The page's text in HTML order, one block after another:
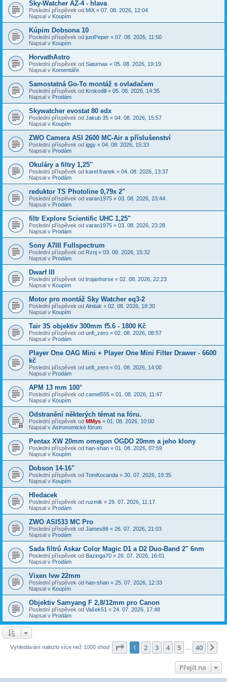
Sky-Watcher AZ-4 - hlava
Poslední příspěvek od MiX « 07. 08. 2026, 12:04
Napsal v Koupím
Kúpim Dobsona 10
Poslední příspěvek od justPeper « 07. 08. 2026, 11:50
Napsal v Koupím
HorvathAstro
Poslední příspěvek od Saturnax « 05. 08. 2026, 19:19
Napsal v Komentáře
Samostatná Go-To montáž s ovladačem
Poslední příspěvek od Krokodill « 05. 08. 2026, 14:35
Napsal v Prodám
Skywatcher evostat 80 edx
Poslední příspěvek od Jakub 35 « 04. 08. 2026, 15:57
Napsal v Koupím
ZWO Camera ASI 2600 MC-Air a příslušenství
Poslední příspěvek od iggy « 04. 08. 2026, 15:33
Napsal v Prodám
Okuláry a filtry 1,25″
Poslední příspěvek od karel.franek « 04. 08. 2026, 13:37
Napsal v Prodám
reduktor TS Photoline 0,79x 2"
Poslední příspěvek od varan1975 « 03. 08. 2026, 23:44
Napsal v Prodám
filtr Explore Scientific UHC 1,25"
Poslední příspěvek od varan1975 « 03. 08. 2026, 23:28
Napsal v Prodám
Sony A7III Fullspectrum
Poslední příspěvek od Rznj « 03. 08. 2026, 15:32
Napsal v Prodám
Dwarf III
Poslední příspěvek od trojanhorse « 02. 08. 2026, 22:23
Napsal v Koupím
Motor pro montáž Sky Watcher eq3-2
Poslední příspěvek od Alnitak « 02. 08. 2026, 18:30
Napsal v Koupím
Tair 3S objektiv 300mm f5.6 - 1800 Kč
Poslední příspěvek od unfi_zero « 02. 08. 2026, 08:57
Napsal v Prodám
Player One OAG Mini + Player One Mini Filter Drawer - 6600
kč
Poslední příspěvek od unfi_zero « 01. 08. 2026, 14:00
Napsal v Prodám
APM 13 mm 100°
Poslední příspěvek od camel555 « 01. 08. 2026, 11:47
Napsal v Koupím
Odstranění některých témat na fóru.
Poslední příspěvek od MMys « 01. 08. 2026, 10:00
Napsal v Astronomické fórum
Pentax XW 20mm omegon OGDO 20mm a jeho klony
Poslední příspěvek od han-shan « 01. 08. 2026, 07:59
Napsal v Koupím
Dobson 14-16"
Poslední příspěvek od TomKocanda « 30. 07. 2026, 19:35
Napsal v Koupím
Hledacek
Poslední příspěvek od ruzmik « 29. 07. 2026, 11:17
Napsal v Prodám
ZWO ASI533 MC Pro
Poslední příspěvek od James86 « 26. 07. 2026, 21:03
Napsal v Prodám
Sada filtrů Askar Color Magic D1 a D2 Duo-Band 2" 6nm
Poslední příspěvek od Bazinga70 « 26. 07. 2026, 16:01
Napsal v Prodám
Vixen lvw 22mm
Poslední příspěvek od han-shan « 25. 07. 2026, 12:33
Napsal v Koupím
Objektiv Samyang F 2,8/12mm pro Canon
Poslední příspěvek od Vašek51 « 24. 07. 2026, 17:48
Napsal v Prodám
Vyhledávání nalezlo více než 1000 shod Stránka z 40
1 2 3 4 5 40
Přejít na